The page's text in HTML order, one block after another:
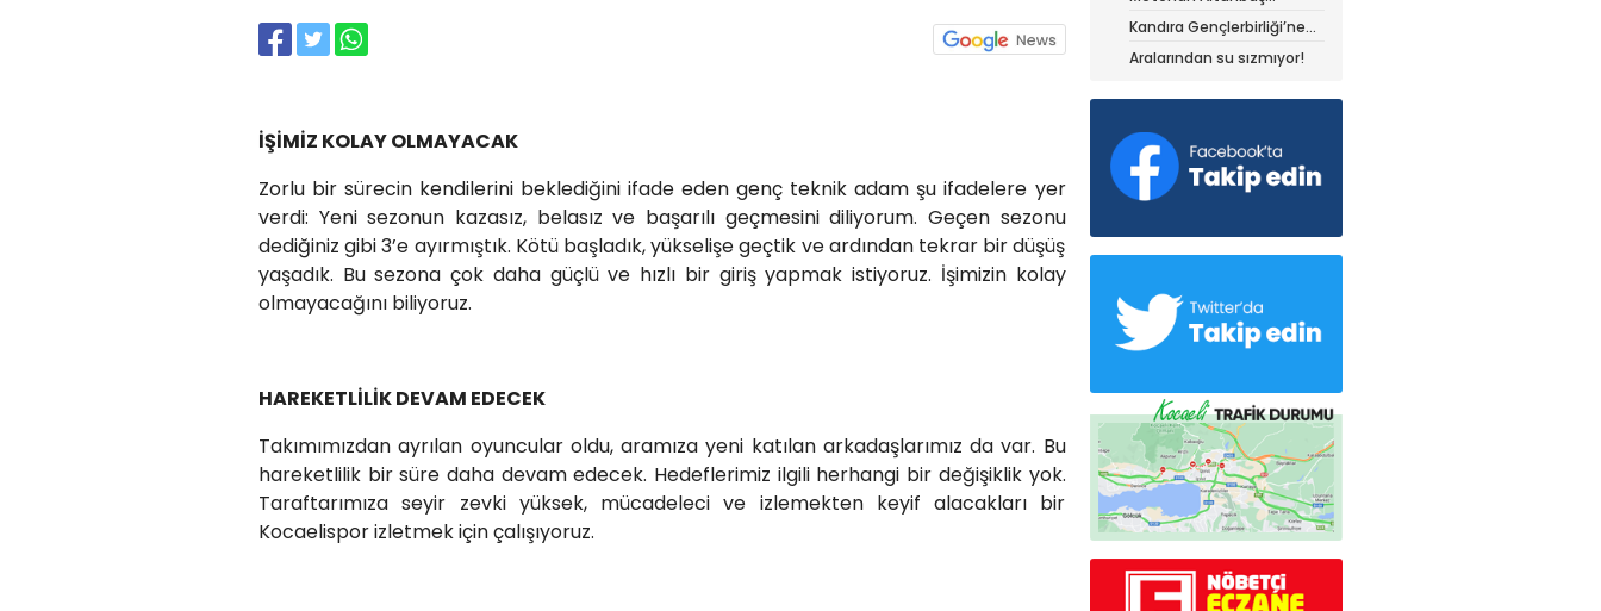
İŞİMİZ KOLAY OLMAYACAK
Zorlu bir sürecin kendilerini beklediğini ifade eden genç teknik adam şu ifadelere yer
verdi: Yeni sezonun kazasız, belasız ve başarılı geçmesini diliyorum. Geçen sezonu
dediğiniz gibi 3’e ayırmıştık. Kötü başladık, yükselişe geçtik ve ardından tekrar bir düşüş
yaşadık. Bu sezona çok daha güçlü ve hızlı bir giriş yapmak istiyoruz. İşimizin kolay
olmayacağını biliyoruz.
HAREKETLİLİK DEVAM EDECEK
Takımımızdan ayrılan oyuncular oldu, aramıza yeni katılan arkadaşlarımız da var. Bu
hareketlilik bir süre daha devam edecek. Hedeflerimiz ilgili herhangi bir değişiklik yok.
Taraftarımıza seyir zevki yüksek, mücadeleci ve izlemekten keyif alacakları bir
Kocaelispor izletmek için çalışıyoruz.
Kocaelispor forması ile
Kandıra Gençlerbirliği’ne
müthiş kanat!
Aralarından su sızmıyor!